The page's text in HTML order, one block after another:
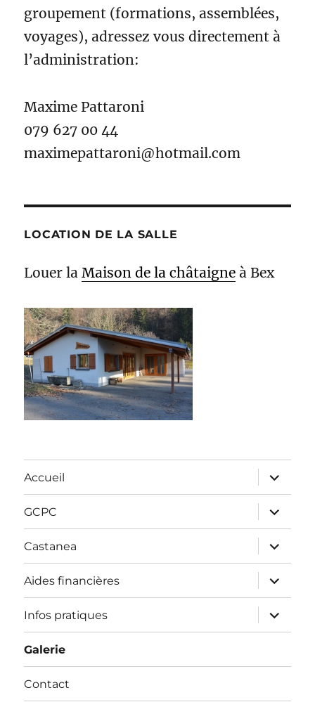
groupement (formations, assemblées,
voyages), adressez vous directement à
l’administration:
Maxime Pattaroni
079 627 00 44
maximepattaroni@hotmail.com
LOCATION DE LA SALLE
Louer laMaison de la châtaigne à Bex
Accueil
ouvrir
le
sous-
menu
GCPC
ouvrir
le
sous-
menu
Castanea
ouvrir
le
sous-
menu
Aides financières
ouvrir
le
sous-
menu
Infos pratiques
ouvrir
le
sous-
Galerie
Contact